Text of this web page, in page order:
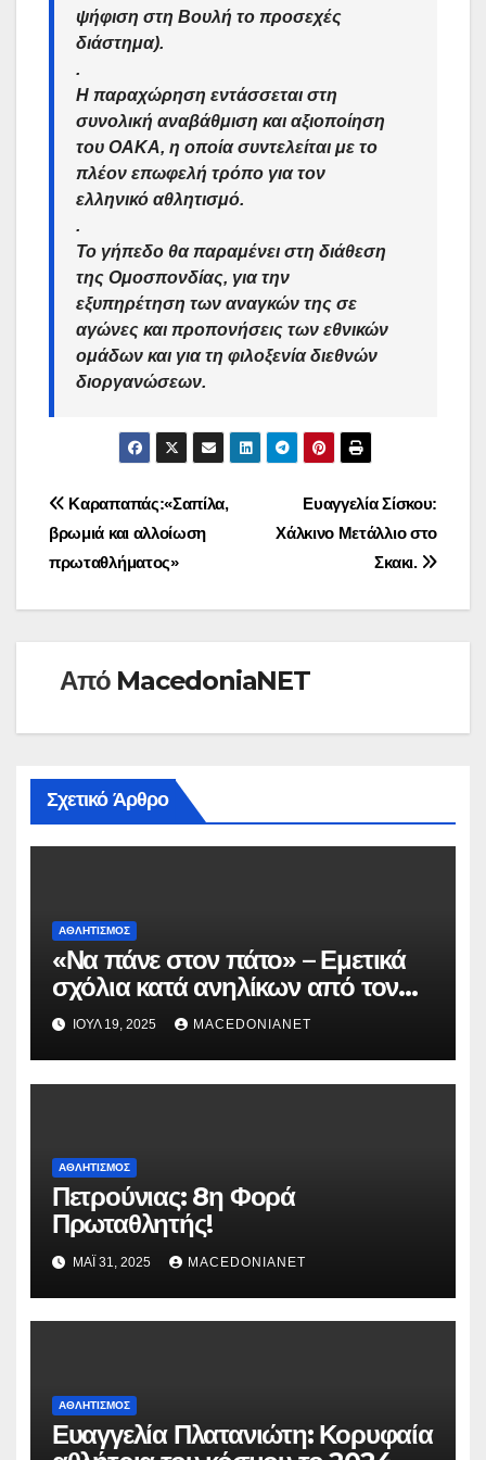
ψήφιση στη Βουλή το προσεχές
διάστημα).
.
Η παραχώρηση εντάσσεται στη
συνολική αναβάθμιση και αξιοποίηση
του ΟΑΚΑ, η οποία συντελείται με το
πλέον επωφελή τρόπο για τον
ελληνικό αθλητισμό.
.
Το γήπεδο θα παραμένει στη διάθεση
της Ομοσπονδίας, για την
εξυπηρέτηση των αναγκών της σε
αγώνες και προπονήσεις των εθνικών
ομάδων και για τη φιλοξενία διεθνών
διοργανώσεων.
Πλοήγηση
άρθρων
Ευαγγελία Σίσκου:
Χάλκινο Μετάλλιο στο
Σκακι.
Καραπαπάς:«Σαπίλα,
βρωμιά και αλλοίωση
πρωταθλήματος»
Από MacedoniaNET
Σχετικό Άρθρο
ΑΘΛΗΤΙΣΜΌΣ
«Να πάνε στον πάτο» – Εμετικά
σχόλια κατά ανηλίκων από τον
γενικό γραμματέα του Χιου
ΙΟΎΛ 19, 2025 MACEDONIANET
ΑΘΛΗΤΙΣΜΌΣ
Πετρούνιας: 8η Φορά
Πρωταθλητής!
ΜΆΙ 31, 2025 MACEDONIANET
ΑΘΛΗΤΙΣΜΌΣ
Ευαγγελία Πλατανιώτη: Κορυφαία